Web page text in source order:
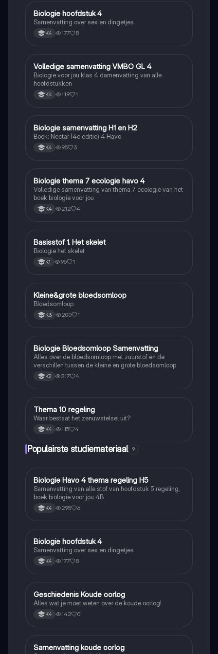
Biologie
Biologie hoofdstuk 4
Samenvatting over sex en dingetjes
K4 177 8
Biologie
Volledige samenvatting VMBO GL 4
Biologie voor jou klas 4 damenvatting van alle
hoofdstukken
K4 119 1
Biologie
Biologie samenvatting H1 en H2
Boek: Nectar (4e editie) 4 Havo
K4 95 3
Biologie
Biologie thema 7 ecologie havo 4
Volledige samenvatting van thema 7 ecologie van het
boek biologie voor jou
K4 212 4
Biologie
Basisstof 1. Het skelet
Biologie het skelet
K1 95 1
Biologie
Kleine&grote bloedsomloop
Bloedsomloop
K3 200 1
Biologie
Biologie Bloedsomloop Samenvatting
Alles over de bloedsomloop met zuurstof en de
verschillen tussen de kleine en grote bloedsomloop
K2 217 4
Biologie
Thema 10 regeling
Waar bestaat het zenuwstelsel uit?
K4 115 4
Populairste studiemateriaal 9
Biologie
Biologie Havo 4 thema regeling H5
Samenvatting van alle stof van hoofdstuk 5 regeling,
boek biologie voor jou 4B
K4 295 6
Biologie
Biologie hoofdstuk 4
Samenvatting over sex en dingetjes
K4 177 8
Geschiedenis
Geschiedenis Koude oorlog
Alles wat je moet weten over de koude oorlog!
K4 142 0
Geschiedenis
Samenvatting koude oorlog